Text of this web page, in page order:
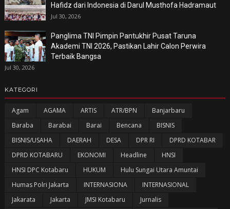
Hafidz dari Indonesia di Darul Musthofa Hadramaut
Jul 30, 2026
Panglima TNI Pimpin Pantukhir Pusat Taruna
Akademi TNI 2026, Pastikan Lahir Calon Perwira
Terbaik Bangsa
Jul 30, 2026
KATEGORI
Agam AGAMA ARTIS ATR/BPN
Banjarbaru
Baraba
Barabai Barai Bencana
BISNIS
BISNIS/USAHA
DAERAH DESA DPR RI
DPRD KOTABAR
DPRD KOTABARU
EKONOMI Headline
HNSI
HNSI DPC Kotabaru
HUKUM
Hulu Sungai Utara Amuntai
Humas Polri Jakarta
INTERNASIONA
INTERNASIONAL
Jakarata
Jakarta JMSI Kotabaru
Jurnalis